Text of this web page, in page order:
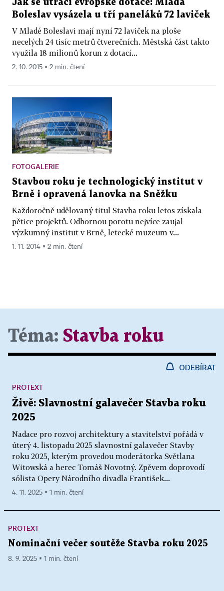
Jak se utrácí evropské dotace: Mladá
Boleslav vysázela u tří paneláků 72 laviček
V Mladé Boleslavi mají nyní 72 laviček na ploše
necelých 24 tisíc metrů čtverečních. Městská část takto
využila 18 milionů korun z dotací...
2. 10. 2015 ▪ 2 min. čtení
FOTOGALERIE
Stavbou roku je technologický institut v
Brně i opravená lanovka na Sněžku
Každoročně udělovaný titul Stavba roku letos získala
pětice projektů. Odbornou porotu nejvíce zaujal
výzkumný institut v Brně, letecké muzeum v...
1. 11. 2014 ▪ 2 min. čtení
Téma: Stavba roku
ODEBÍRAT
Živě: Slavnostní galavečer Stavba roku
2025
Nadace pro rozvoj architektury a stavitelství pořádá v
úterý 4. listopadu 2025 slavnostní galavečer Stavby
roku 2025, kterým provedou moderátorka Světlana
Witowská a herec Tomáš Novotný. Zpěvem doprovodí
sólista Opery Národního divadla František...
PROTEXT
4. 11. 2025 ▪ 1 min. čtení
PROTEXT
Nominační večer soutěže Stavba roku 2025
8. 9. 2025 ▪ 1 min. čtení